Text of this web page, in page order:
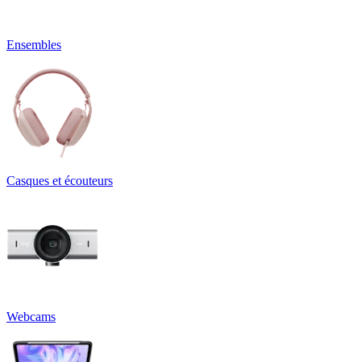
Ensembles
Casques et écouteurs
Webcams